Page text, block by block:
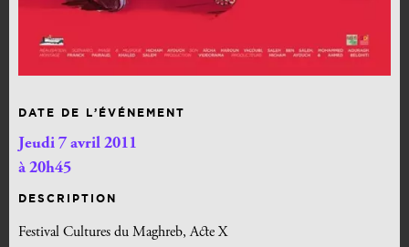
DATE DE L’ÉVÉNEMENT
Jeudi 7 avril 2011
à 20h45
DESCRIPTION
Festival Cultures du Maghreb, Acte X